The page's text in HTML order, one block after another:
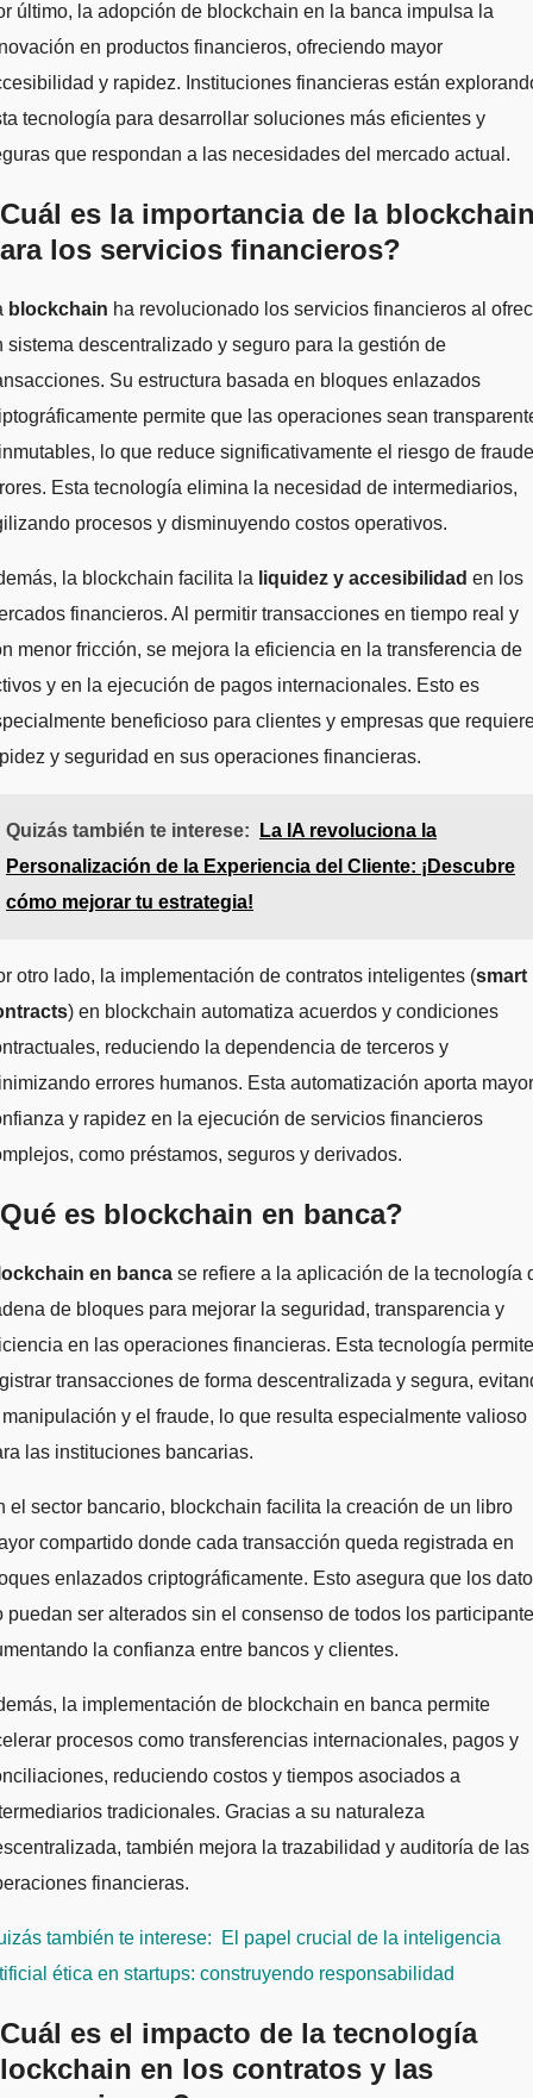
último, la adopción de blockchain en la banca impulsa la
en productos financieros, ofreciendo mayor
y rapidez. Instituciones financieras están
tecnología para desarrollar soluciones más eficientes y
que respondan a las necesidades del mercado actual.
es la importancia de la
los servicios financieros?
blockchain ha revolucionado los servicios financieros al
sistema descentralizado y seguro para la gestión de
Su estructura basada en bloques enlazados
permite que las operaciones sean
lo que reduce significativamente el riesgo de
Esta tecnología elimina la necesidad de intermediarios,
procesos y disminuyendo costos operativos.
la blockchain facilita la liquidez y accesibilidad en los
financieros. Al permitir transacciones en tiempo real y
menor fricción, se mejora la eficiencia en la transferencia de
y en la ejecución de pagos internacionales. Esto es
beneficioso para clientes y empresas que
y seguridad en sus operaciones financieras.
Quizás también te interese:
La IA revoluciona la
Personalización de la Experiencia del Cliente: ¡Descubre
cómo mejorar tu estrategia!
otro lado, la implementación de contratos inteligentes (smart
) en blockchain automatiza acuerdos y condiciones
reduciendo la dependencia de terceros y
errores humanos. Esta automatización aporta mayor
y rapidez en la ejecución de servicios financieros
como préstamos, seguros y derivados.
es blockchain en banca?
en banca se refiere a la aplicación de la tecnología
de bloques para mejorar la seguridad, transparencia y
en las operaciones financieras. Esta tecnología permite
transacciones de forma descentralizada y segura,
y el fraude, lo que resulta especialmente valioso
las instituciones bancarias.
el sector bancario, blockchain facilita la creación de un libro
compartido donde cada transacción queda registrada en
enlazados criptográficamente. Esto asegura que los
puedan ser alterados sin el consenso de todos los
la confianza entre bancos y clientes.
la implementación de blockchain en banca permite
procesos como transferencias internacionales, pagos y
reduciendo costos y tiempos asociados a
tradicionales. Gracias a su naturaleza
también mejora la trazabilidad y auditoría de las
financieras.
también te interese:
El papel crucial de la inteligencia
ética en startups: construyendo responsabilidad
es el impacto de la tecnología
en los contratos y las